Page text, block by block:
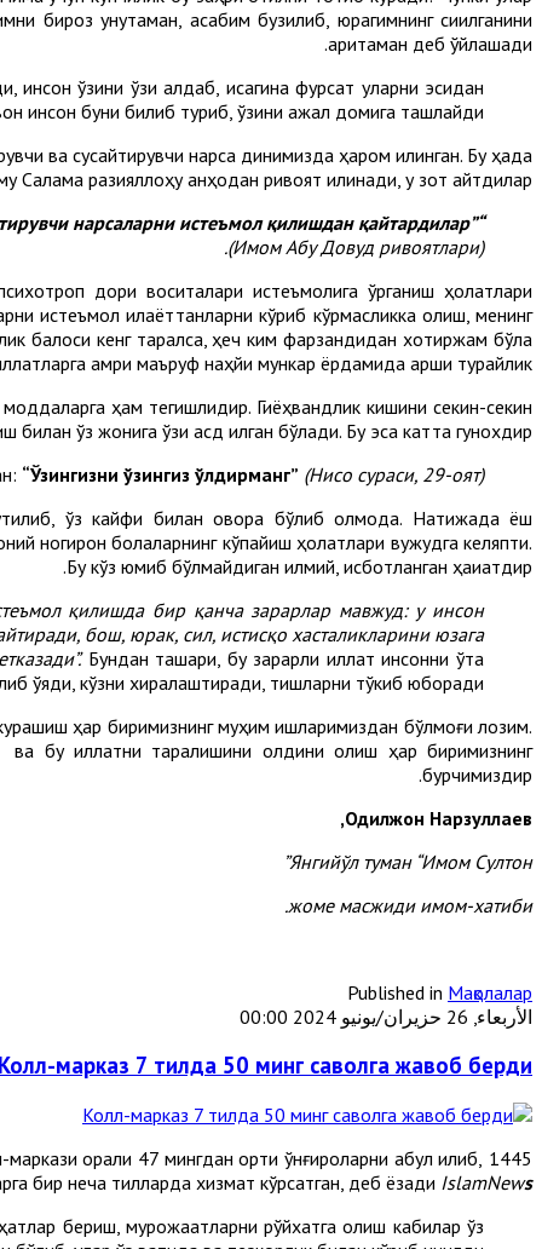
бироз унутаман, асабим бузилиб, юрагимнинг сиқилганини
аритаман деб ўйлашади.
ўзини ўзи алдаб, қисқагина фурсат уларни эсидан
инсон буни билиб туриб, ўзини ажал домига ташлайди.
ва сусайтирувчи нарса динимизда ҳаром қилинган. Бу ҳақда
Салама разияллоҳу анҳодан ривоят қилинади, у зот айтдилар:
“Расулуллоҳ саллаллоҳу алайҳи васаллам ҳар қандай маст қилувчи, баданни бўшаштирувчи ва сусайтирувчи нарсаларни истеъмол қилишдан қайтардилар”
(Имом Абу Довуд ривоятлари).
дори воситалари истеъмолига ўрганиш ҳолатлари
истеъмол қилаёттанларни кўриб кўрмасликка олиш, менинг
балоси кенг тарқалса, ҳеч ким фарзандидан хотиржам бўла
амри маъруф наҳйи мункар ёрдамида қарши турайлик.
ҳам тегишлидир. Гиёҳвандлик кишини секин-секин
ўз жонига ўзи қасд қилган бўлади. Бу эса катта гунохдир.
“Ўзингизни ўзингиз ўлдирманг” (Нисо сураси, 29-оят).
ўз кайфи билан овора бўлиб қолмоқда. Натижада ёш
ногирон болаларнинг кўпайиш ҳолатлари вужудга келяпти.
Бу кўз юмиб бўлмайдиган илмий, исботланган ҳақиқатдир.
қилишда бир қанча зарарлар мавжуд: у инсон
бош, юрак, сил, истисқо хасталикларини юзага
Бундан ташқари, бу зарарли иллат инсонни ўта
қўяди, кўзни хиралаштиради, тишларни тўкиб юборади.
ҳар биримизнинг муҳим ишларимиздан бўлмоғи лозим.
бу иллатни тарқалишини олдини олиш ҳар биримизнинг
бурчимиздир.
Одилжон Нарзуллаев,
Янгийўл туман “Имом Султон”
жоме масжиди имом-хатиби.
Published in Мақолалар
الأربعاء, 26 حزيران/يونيو 2024 00:00
марказ 7 тилда 50 минг саволга жавоб берди
орқали 47 мингдан ортиқ қўнғироқларни қабул қилиб,
бир неча тилларда хизмат кўрсатган, деб ёзади IslamNews
бериш, мурожаатларни рўйхатга олиш кабилар ўз